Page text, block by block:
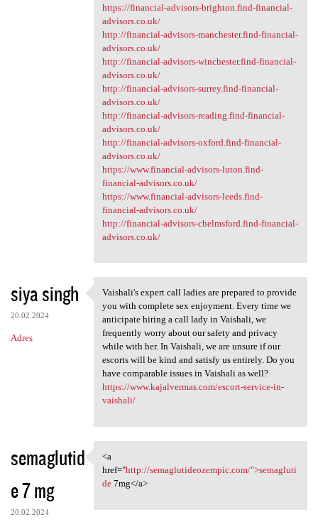
https://financial-advisors-brighton.find-financial-
advisors.co.uk/
http://financial-advisors-manchester.find-financial-
advisors.co.uk/
http://financial-advisors-winchester.find-financial-
advisors.co.uk/
http://financial-advisors-surrey.find-financial-
advisors.co.uk/
http://financial-advisors-reading.find-financial-
advisors.co.uk/
http://financial-advisors-oxford.find-financial-
advisors.co.uk/
https://www.financial-advisors-luton.find-
financial-advisors.co.uk/
https://www.financial-advisors-leeds.find-
financial-advisors.co.uk/
http://financial-advisors-chelmsford.find-financial-
advisors.co.uk/
siya singh
20.02.2024
Adres
Vaishali's expert call ladies
Vaishali's expert call ladies are prepared to provide
you with complete sex enjoyment. Every time we
anticipate hiring a call lady in Vaishali, we
frequently worry about our safety and privacy
while with her. In Vaishali, we are unsure if our
escorts will be kind and satisfy us entirely. Do you
have comparable issues in Vaishali as well?
https://www.kajalvermas.com/escort-service-in-
vaishali/
semaglutid
e 7 mg
20.02.2024
<a href="http:/
<a
href="http://semaglutideozempic.com/">semagluti
de7mg</a>